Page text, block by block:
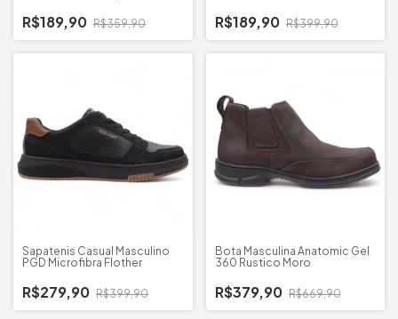
R$189,90 R$359,90 R$189,90 R$399,90
Sapatenis Casual Masculino
PGD Microfibra Flother
R$279,90 R$399,90
Bota Masculina Anatomic Gel
360 Rustico Moro
R$379,90 R$669,90